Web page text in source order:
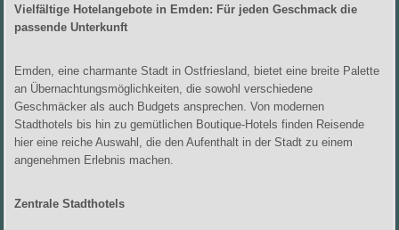
Vielfältige Hotelangebote in Emden: Für jeden Geschmack die
passende Unterkunft
Emden, eine charmante Stadt in Ostfriesland, bietet eine breite Palette
an Übernachtungsmöglichkeiten, die sowohl verschiedene
Geschmäcker als auch Budgets ansprechen. Von modernen
Stadthotels bis hin zu gemütlichen Boutique-Hotels finden Reisende
hier eine reiche Auswahl, die den Aufenthalt in der Stadt zu einem
angenehmen Erlebnis machen.
Zentrale Stadthotels